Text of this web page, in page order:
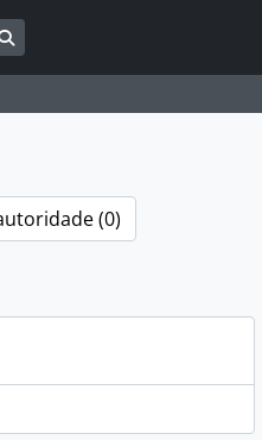
Busque na página de navegação
(0)